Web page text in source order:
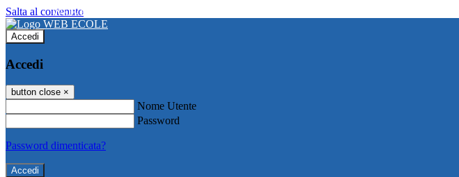
Salta al contenuto
WEB ECOLE
Accedi
Accedi
button close ×
Nome Utente
Password
Password dimenticata?